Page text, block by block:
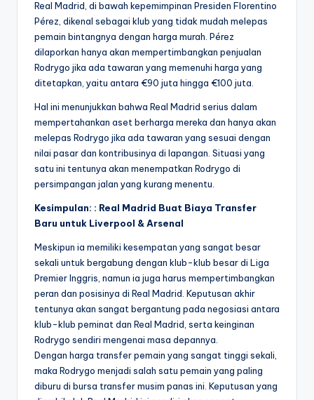
Real Madrid, di bawah kepemimpinan Presiden Florentino
Pérez, dikenal sebagai klub yang tidak mudah melepas
pemain bintangnya dengan harga murah. Pérez
dilaporkan hanya akan mempertimbangkan penjualan
Rodrygo jika ada tawaran yang memenuhi harga yang
ditetapkan, yaitu antara €90 juta hingga €100 juta.
Hal ini menunjukkan bahwa Real Madrid serius dalam
mempertahankan aset berharga mereka dan hanya akan
melepas Rodrygo jika ada tawaran yang sesuai dengan
nilai pasar dan kontribusinya di lapangan. Situasi yang
satu ini tentunya akan menempatkan Rodrygo di
persimpangan jalan yang kurang menentu.
Kesimpulan: : Real Madrid Buat Biaya Transfer
Baru untuk Liverpool & Arsenal
Meskipun ia memiliki kesempatan yang sangat besar
sekali untuk bergabung dengan klub-klub besar di Liga
Premier Inggris, namun ia juga harus mempertimbangkan
peran dan posisinya di Real Madrid. Keputusan akhir
tentunya akan sangat bergantung pada negosiasi antara
klub-klub peminat dan Real Madrid, serta keinginan
Rodrygo sendiri mengenai masa depannya.
Dengan harga transfer pemain yang sangat tinggi sekali,
maka Rodrygo menjadi salah satu pemain yang paling
diburu di bursa transfer musim panas ini. Keputusan yang